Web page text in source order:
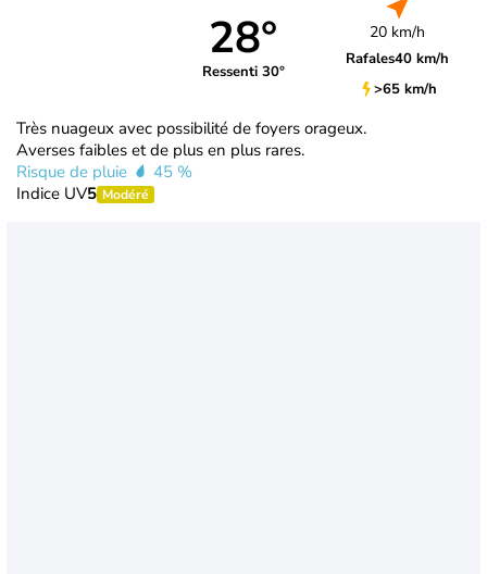
28°
Ressenti 30°
20 km/h
Rafales40 km/h
>65 km/h
Très nuageux avec possibilité de foyers orageux.
Averses faibles et de plus en plus rares.
Risque de pluie
45 %
Indice UV5 Modéré